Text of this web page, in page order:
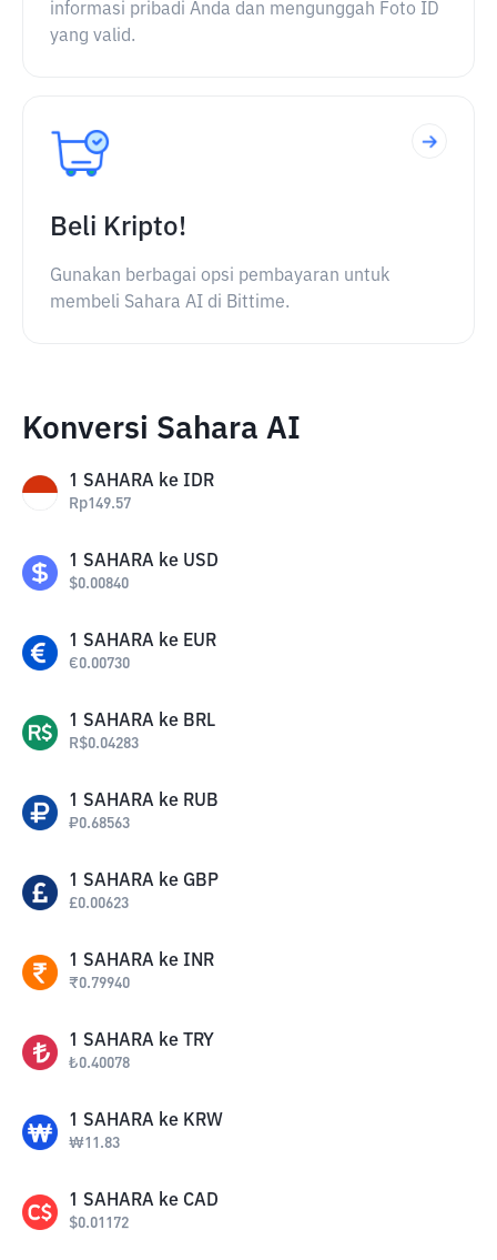
informasi pribadi Anda dan mengunggah Foto ID
yang valid.
Beli Kripto!
Gunakan berbagai opsi pembayaran untuk
membeli Sahara AI di Bittime.
Konversi Sahara AI
1 SAHARA ke IDR
Rp149.57
1 SAHARA ke USD
$0.00840
1 SAHARA ke EUR
€0.00730
1 SAHARA ke BRL
R$0.04283
1 SAHARA ke RUB
₽0.68563
1 SAHARA ke GBP
£0.00623
1 SAHARA ke INR
₹0.79940
1 SAHARA ke TRY
₺0.40078
1 SAHARA ke KRW
₩11.83
1 SAHARA ke CAD
$0.01172